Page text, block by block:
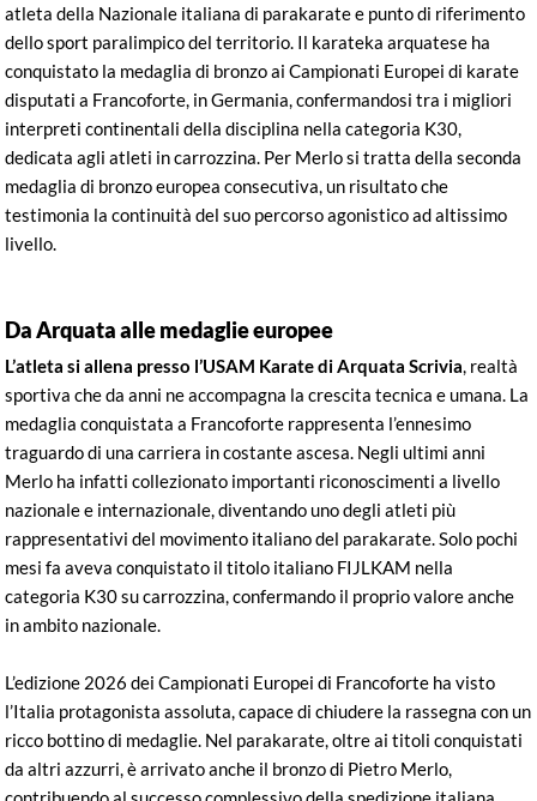
atleta della Nazionale italiana di parakarate e punto di riferimento
dello sport paralimpico del territorio. Il karateka arquatese ha
conquistato la medaglia di bronzo ai Campionati Europei di karate
disputati a Francoforte, in Germania, confermandosi tra i migliori
interpreti continentali della disciplina nella categoria K30,
dedicata agli atleti in carrozzina. Per Merlo si tratta della seconda
medaglia di bronzo europea consecutiva, un risultato che
testimonia la continuità del suo percorso agonistico ad altissimo
livello.
Da Arquata alle medaglie europee
L’atleta si allena presso l’USAM Karate di Arquata Scrivia , realtà
sportiva che da anni ne accompagna la crescita tecnica e umana. La
medaglia conquistata a Francoforte rappresenta l’ennesimo
traguardo di una carriera in costante ascesa. Negli ultimi anni
Merlo ha infatti collezionato importanti riconoscimenti a livello
nazionale e internazionale, diventando uno degli atleti più
rappresentativi del movimento italiano del parakarate. Solo pochi
mesi fa aveva conquistato il titolo italiano FIJLKAM nella
categoria K30 su carrozzina, confermando il proprio valore anche
in ambito nazionale.
L’edizione 2026 dei Campionati Europei di Francoforte ha visto
l’Italia protagonista assoluta, capace di chiudere la rassegna con un
ricco bottino di medaglie. Nel parakarate, oltre ai titoli conquistati
da altri azzurri, è arrivato anche il bronzo di Pietro Merlo,